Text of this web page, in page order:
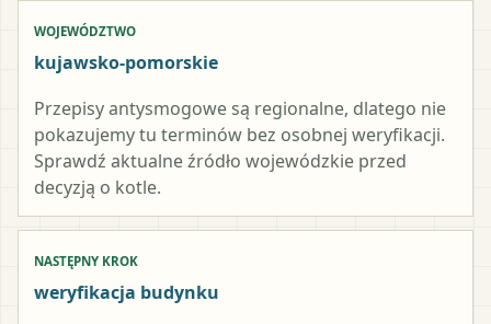
WOJEWÓDZTWO
kujawsko-pomorskie
Przepisy antysmogowe są regionalne, dlatego nie
pokazujemy tu terminów bez osobnej weryfikacji.
Sprawdź aktualne źródło wojewódzkie przed
decyzją o kotle.
NASTĘPNY KROK
weryfikacja budynku